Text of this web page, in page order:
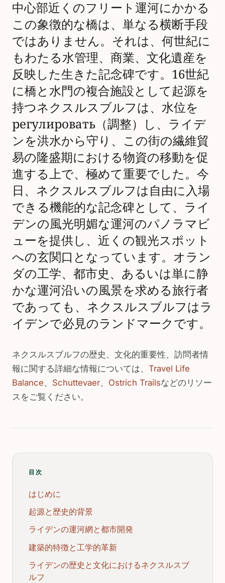
中心部近くのフリート運河にかかる
この象徴的な橋は、単なる横断手段
ではありません。それは、何世紀に
もわたる水管理、商業、文化遺産を
反映した生きた記念碑です。16世紀
に橋と水門の複合施設として起源を
持つネクスルスブルフは、水位を
регулировать（調整）し、ライデ
ンを洪水から守り、この街の繊維貿
易の隆盛期における物資の移動を促
進する上で、極めて重要でした。今
日、ネクスルスブルフは自由に入場
できる機能的な記念碑として、ライ
デンの風光明媚な運河のパノラマビ
ューを提供し、近くの観光スポット
への玄関口となっています。オラン
ダの工学、都市史、あるいは単に静
かな運河沿いの風景を求める旅行者
であっても、ネクスルスブルフはラ
イデンで必見のランドマークです。
ネクスルスブルフの歴史、文化的重要性、訪問者情
報に関する詳細な情報については、 Travel Life
Balance、 Schuttevaer、 Ostrich Trailsなどのリソー
スをご覧ください。
目次
はじめに
起源と歴史的背景
ライデンの運河網と都市開発
建築的特徴と工学的革新
ライデンの歴史と文化におけるネクスルスブ
ルフ